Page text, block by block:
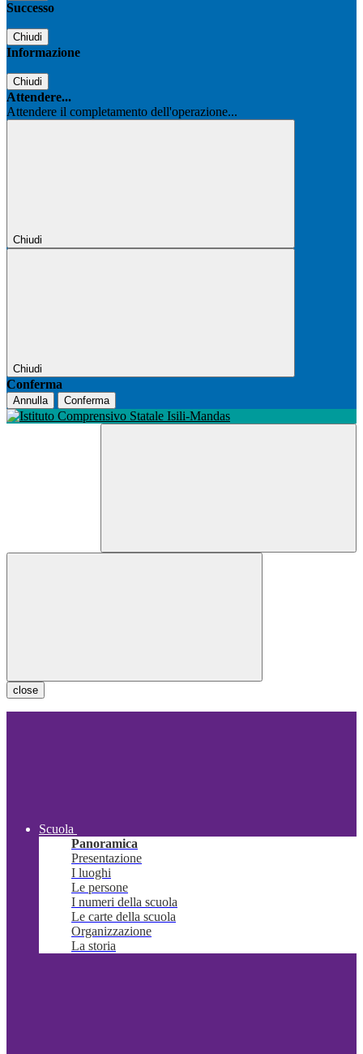
Successo
Chiudi
Informazione
Chiudi
Attendere...
Attendere il completamento dell'operazione...
Chiudi
Chiudi
Conferma
Annulla Conferma
close
Scuola
Panoramica
Presentazione
I luoghi
Le persone
I numeri della scuola
Le carte della scuola
Organizzazione
La storia